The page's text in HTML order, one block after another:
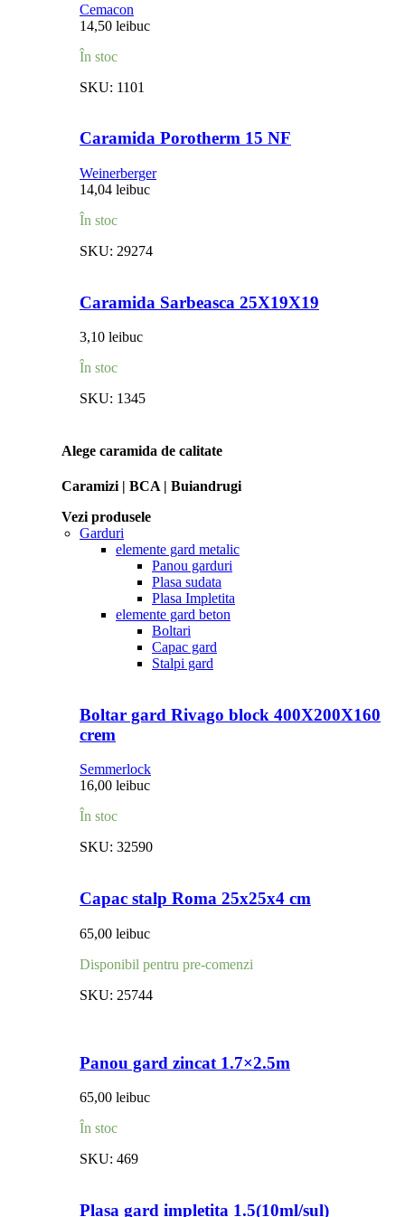
Cemacon
14,50 leibuc
În stoc
SKU: 1101
Caramida Porotherm 15 NF
Weinerberger
14,04 leibuc
În stoc
SKU: 29274
Caramida Sarbeasca 25X19X19
3,10 leibuc
În stoc
SKU: 1345
Alege caramida de calitate
Caramizi | BCA | Buiandrugi
Vezi produsele
Garduri
elemente gard metalic
Panou garduri
Plasa sudata
Plasa Impletita
elemente gard beton
Boltari
Capac gard
Stalpi gard
Boltar gard Rivago block 400X200X160
crem
Semmerlock
16,00 leibuc
În stoc
SKU: 32590
Capac stalp Roma 25x25x4 cm
65,00 leibuc
Disponibil pentru pre-comenzi
SKU: 25744
Panou gard zincat 1.7×2.5m
65,00 leibuc
În stoc
SKU: 469
Plasa gard impletita 1.5(10ml/sul)